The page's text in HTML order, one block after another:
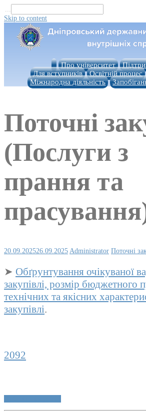
...
Skip to content
Про університет
Для вступників
Освітній процес
Міжнародна діяльність
Поточні
(Послуги з
прання та
20.09.202526.09.2025 Administrator Поточні
➤ Обґрунтування очікуваної
закупівлі, розмір бюджетного
технічних та якісних
закупівлі.
2092